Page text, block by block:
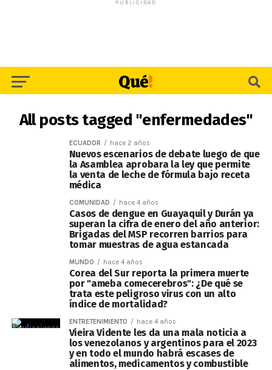
PUBLICIDAD
All posts tagged "enfermedades"
ECUADOR hace 2 años
Nuevos escenarios de debate luego de que
la Asamblea aprobara la ley que permite
la venta de leche de fórmula bajo receta
médica
COMUNIDAD hace 4 años
Casos de dengue en Guayaquil y Durán ya
superan la cifra de enero del año anterior:
Brigadas del MSP recorren barrios para
tomar muestras de agua estancada
MUNDO hace 4 años
Corea del Sur reporta la primera muerte
por "ameba comecerebros": ¿De qué se
trata este peligroso virus con un alto
índice de mortalidad?
ENTRETENIMIENTO hace 4 años
Vieira Vidente les da una mala noticia a
los venezolanos y argentinos para el 2023
y en todo el mundo habrá escases de
alimentos, medicamentos y combustible